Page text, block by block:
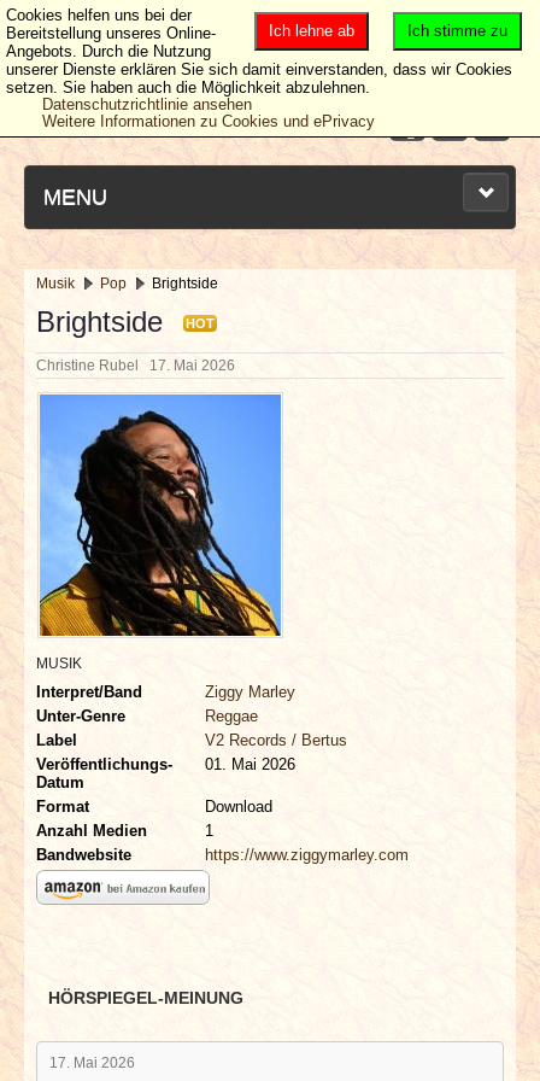
MENU
NEUESTE ARTIKEL
NEWS & DATES
BERICHTE
VERLOSUNGEN
INTERVIEWS
SPECIALS
REDAKTION
LINKS
ARCHIV
Musik Pop Brightside
Brightside HOT
Christine Rubel 17. Mai 2026
MUSIK
Interpret/Band
Ziggy Marley
Unter-Genre
Reggae
Label
V2 Records / Bertus
Veröffentlichungs-
Datum
01. Mai 2026
Format
Download
Anzahl Medien
1
Bandwebsite
https://www.ziggymarley.com
HÖRSPIEGEL-MEINUNG
17. Mai 2026
Ich stimme zu
Ich lehne ab
Cookies helfen uns bei der
Bereitstellung unseres Online-
Angebots. Durch die Nutzung
unserer Dienste erklären Sie sich damit einverstanden, dass wir Cookies
setzen. Sie haben auch die Möglichkeit abzulehnen.
Datenschutzrichtlinie ansehen
Weitere Informationen zu Cookies und ePrivacy